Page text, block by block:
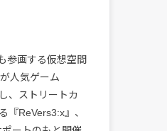
参画する仮想空間
人気ゲーム
、ストリートカ
『ReVers3:x』、